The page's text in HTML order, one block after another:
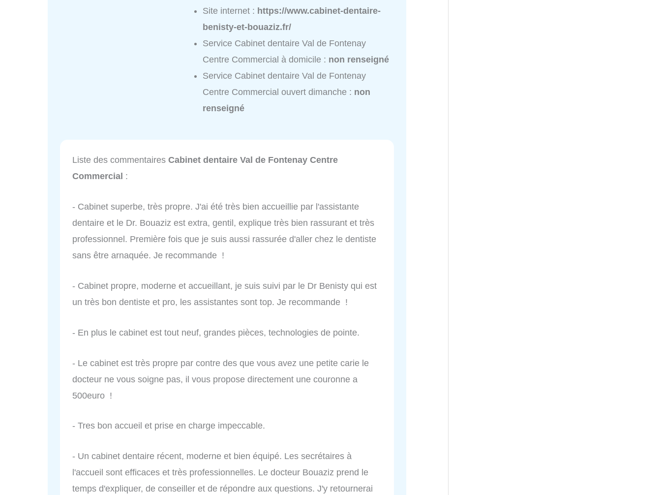
Site internet : https://www.cabinet-dentaire-
benisty-et-bouaziz.fr/
Service Cabinet dentaire Val de Fontenay
Centre Commercial à domicile : non renseigné
Service Cabinet dentaire Val de Fontenay
Centre Commercial ouvert dimanche : non
renseigné
Liste des commentaires Cabinet dentaire Val de Fontenay Centre
Commercial :
- Cabinet superbe, très propre. J'ai été très bien accueillie par l'assistante
dentaire et le Dr. Bouaziz est extra, gentil, explique très bien rassurant et très
professionnel. Première fois que je suis aussi rassurée d'aller chez le dentiste
sans être arnaquée. Je recommande !
- Cabinet propre, moderne et accueillant, je suis suivi par le Dr Benisty qui est
un très bon dentiste et pro, les assistantes sont top. Je recommande !
- En plus le cabinet est tout neuf, grandes pièces, technologies de pointe.
- Le cabinet est très propre par contre des que vous avez une petite carie le
docteur ne vous soigne pas, il vous propose directement une couronne a
500euro !
- Tres bon accueil et prise en charge impeccable.
- Un cabinet dentaire récent, moderne et bien équipé. Les secrétaires à
l'accueil sont efficaces et très professionnelles. Le docteur Bouaziz prend le
temps d'expliquer, de conseiller et de répondre aux questions. J'y retournerai